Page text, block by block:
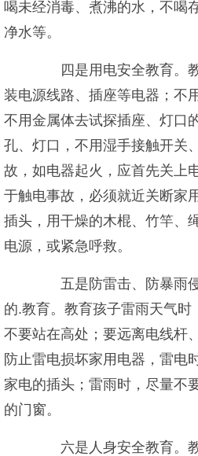
喝未经消毒、煮沸的水，不喝
净水等。
四是用电安全教育。教
装电源线路、插座等电器；不
不用金属体去试探插座、灯口
孔、灯口，不用湿手接触开关
故，如电器起火，应首先关上
于触电事故，必须就近关断家
插头，用干燥的木棍、竹竿、
电源，或紧急呼救。
五是防雷击、防暴雨侵
的.教育。教育孩子雷雨天气
不要站在高处；要远离电线杆
防止雷电损坏家用电器，雷电
家电的插头；雷雨时，尽量不
的门窗。
六是人身安全教育。教